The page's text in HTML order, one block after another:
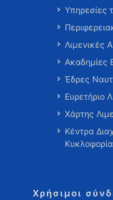
Υπηρεσίες
Λιμενικές
Ακαδημίες
Έδρες
Ευρετήριο
Χάρτης
Κέντρα
Χρήσιμοι